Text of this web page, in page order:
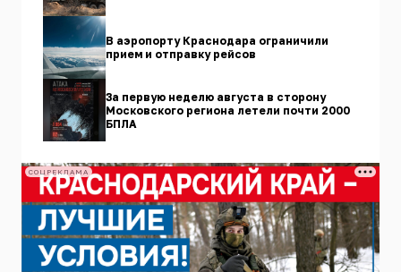
В аэропорту Краснодара ограничили
прием и отправку рейсов
За первую неделю августа в сторону
Московского региона летели почти 2000
БПЛА
СОЦРЕКЛАМА